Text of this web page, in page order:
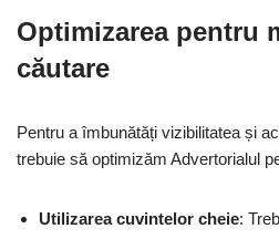
Optimizarea pentru
căutare
Pentru a îmbunătăți vizibilitatea și
trebuie să optimizăm Advertorialul
Utilizarea cuvintelor cheie: